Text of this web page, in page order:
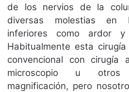
de los nervios de la
diversas molestias en
inferiores como ardor y
Habitualmente esta
convencional con cirugía
microscopio u otros
magnificación, pero